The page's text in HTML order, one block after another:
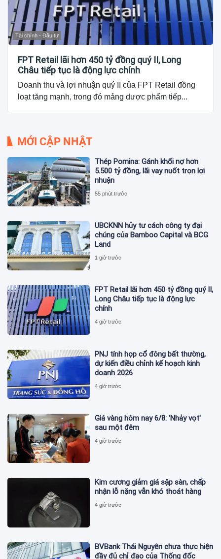
Tài chính - Đầu tư
FPT Retail lãi hơn 450 tỷ đồng quý II, Long
Châu tiếp tục là động lực chính
Doanh thu và lợi nhuận quý II của FPT Retail đồng
loạt tăng mạnh, trong đó mảng dược phẩm tiếp...
MỚI CẬP NHẬT
Thép Pomina: Gánh khối nợ hơn
5.500 tỷ đồng, lãi vay nuốt trọn lợi
nhuận
55 phút trước
UBCKNN hủy tư cách công ty đại
chúng của Bamboo Capital và BCG
Land
1 giờ trước
FPT Retail lãi hơn 450 tỷ đồng quý II,
Long Châu tiếp tục là động lực
chính
4 giờ trước
PNJ tính họp cổ đông bất thường,
dự kiến điều chỉnh kế hoạch kinh
doanh 2026
4 giờ trước
Giá vàng hôm nay 6/8: 'Nhảy vọt'
sau một đêm
4 giờ trước
Kim cương giảm giá sập sàn, chấp
nhận lỗ nặng vẫn khó thoát hàng
4 giờ trước
BVBank Thái Nguyên chưa thực hiện
đầy đủ chỉ đạo của Thống đốc